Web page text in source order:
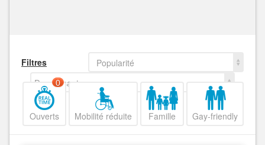
Filtres
Popularité
Decroissant
Ouverts
0
Mobilité réduite Famille Gay-friendly